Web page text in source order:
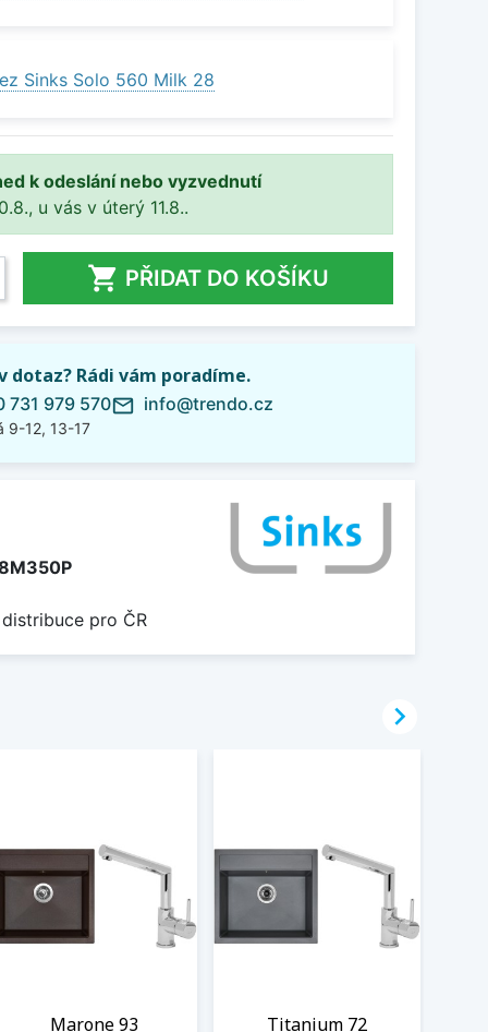
Sinks Solo 560 Milk 28
k odeslání nebo vyzvednutí
u vás v úterý 11.8..
 PŘIDAT DO KOŠÍKU
dotaz? Rádi vám poradíme.
731 979 570
9-12, 13-17
mail_outline info@trendo.cz
pro ČR
Marone 93 Titanium 72
